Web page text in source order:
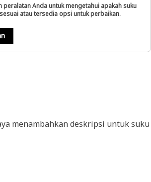
peralatan Anda untuk mengetahui apakah suku
atau tersedia opsi untuk perbaikan.
menambahkan deskripsi untuk suku